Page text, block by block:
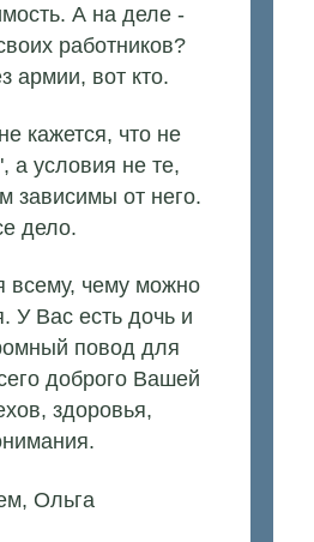
А на деле -
работников?
армии, вот кто.
кажется, что не
а условия не те,
зависимы от него.
дело.
всему, чему можно
У Вас есть дочь и
повод для
доброго Вашей
здоровья,
Ольга